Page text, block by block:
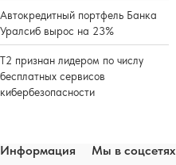
Автокредитный портфель Банка
Уралсиб вырос на 23%
Т2 признан лидером по числу
бесплатных сервисов
кибербезопасности
Информация
Мы в соцсетях